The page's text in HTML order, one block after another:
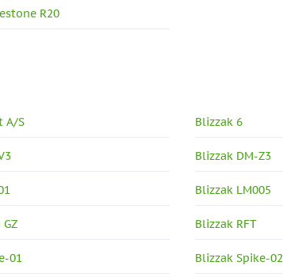
R20
A/S Blizzak 6
Blizzak DM-Z3
Blizzak LM005
Blizzak RFT
01 Blizzak Spike-02